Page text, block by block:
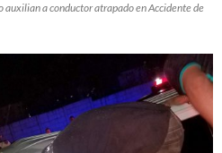
auxilian a conductor atrapado en Accidente de